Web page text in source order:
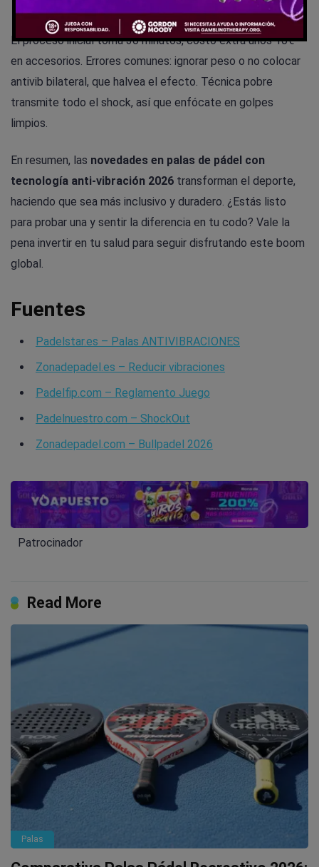
El proceso inicial toma 30 minutos, costo extra unos 10€
en accesorios. Errores comunes: ignorar peso o no colocar
antivib bilateral, que halvea el efecto. Técnica pobre
transmite todo el shock, así que enfócate en golpes
limpios.
En resumen, las novedades en palas de pádel con
tecnología anti-vibración 2026 transforman el deporte,
haciendo que sea más inclusivo y duradero. ¿Estás listo
para probar una y sentir la diferencia en tu codo? Vale la
pena invertir en tu salud para seguir disfrutando este boom
global.
Fuentes
Padelstar.es – Palas ANTIVIBRACIONES
Zonadepadel.es – Reducir vibraciones
Padelfip.com – Reglamento Juego
Padelnuestro.com – ShockOut
Zonadepadel.com – Bullpadel 2026
Patrocinador
Read More
Palas